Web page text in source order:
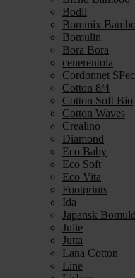
Bodil
Bommix
Bomulin
Bora Bora
cenerentola
Cordonnet
Cotton 8/4
Cotton Soft Bio
Cotton Waves
Crealino
Diamond
Eco Baby
Eco Soft
Eco Vita
Footprints
Ida
Japansk Bomuld
Julie
Jutta
Lana Cotton
Line